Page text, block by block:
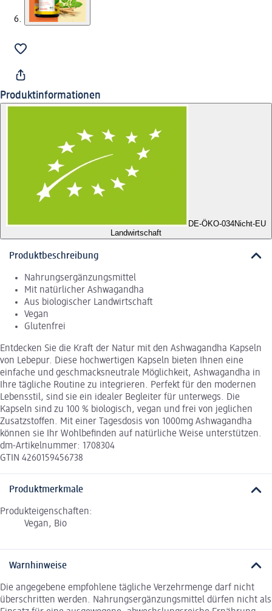
Produktinformationen
DE-ÖKO-034Nicht-EU
Landwirtschaft
Produktbeschreibung
Nahrungsergänzungsmittel
Mit natürlicher Ashwagandha
Aus biologischer Landwirtschaft
Vegan
Glutenfrei
Entdecken Sie die Kraft der Natur mit den Ashwagandha Kapseln
von Lebepur. Diese hochwertigen Kapseln bieten Ihnen eine
einfache und geschmacksneutrale Möglichkeit, Ashwagandha in
Ihre tägliche Routine zu integrieren. Perfekt für den modernen
Lebensstil, sind sie ein idealer Begleiter für unterwegs. Die
Kapseln sind zu 100 % biologisch, vegan und frei von jeglichen
Zusatzstoffen. Mit einer Tagesdosis von 1000mg Ashwagandha
können sie Ihr Wohlbefinden auf natürliche Weise unterstützen.
dm-Artikelnummer: 1708304
GTIN 4260159456738
Produktmerkmale
Produkteigenschaften:
Vegan, Bio
Warnhinweise
Die angegebene empfohlene tägliche Verzehrmenge darf nicht
überschritten werden. Nahrungsergänzungsmittel dürfen nicht als